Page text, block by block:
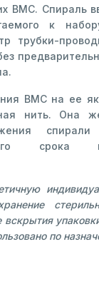
ВМС. Спираль
к
трубки-
ВМС на ее
нить. Она
срока
вскрытия
по